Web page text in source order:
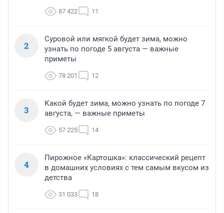
87 422 11
2
Суровой или мягкой будет зима, можно
узнать по погоде 5 августа — важные
приметы
78 201 12
3
Какой будет зима, можно узнать по погоде 7
августа, — важные приметы
57 225 14
4
Пирожное «Картошка»: классический рецепт
в домашних условиях с тем самым вкусом из
детства
31 033 18